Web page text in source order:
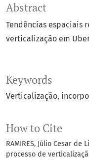
Keywords
Verticalização
How to Cite
RAMIRES, Júlio Cesar
processo de
Abstract
Tendências espaciais
verticalização em